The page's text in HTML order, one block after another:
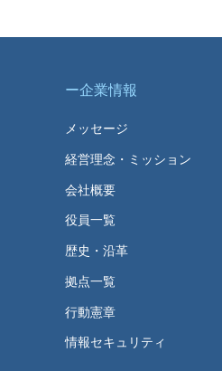
企業情報
メッセージ
経営理念・ミッション
会社概要
役員一覧
歴史・沿革
拠点一覧
行動憲章
情報セキュリティ